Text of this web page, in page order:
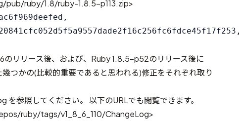
ruby/1.8/ruby-1.8.5-p113.zip>
リリース後、および、Ruby 1.8.5-p52のリリース後に
幾つかの(比較的重要であると思われる)修正をそれぞれ取り
参照してください。 以下のURLでも閲覧できます。
ruby/tags/v1_8_6_110/ChangeLog>